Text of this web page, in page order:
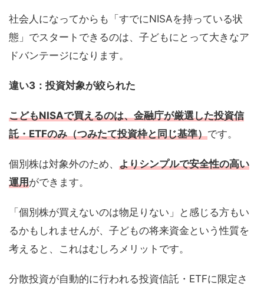
社会人になってからも「すでにNISAを持っている状
態」でスタートできるのは、子どもにとって大きなア
ドバンテージになります。
違い3：投資対象が絞られた
こどもNISAで買えるのは、金融庁が厳選した投資信
託・ETFのみ（つみたて投資枠と同じ基準）です。
個別株は対象外のため、 よりシンプルで安全性の高い
運用ができます。
「個別株が買えないのは物足りない」と感じる方もい
るかもしれませんが、子どもの将来資金という性質を
考えると、これはむしろメリットです。
分散投資が自動的に行われる投資信託・ETFに限定さ